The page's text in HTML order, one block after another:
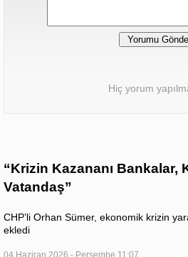
Hiç yorum
“Krizin Kazananı Bankalar,
Vatandaş”
CHP’li Orhan Sümer, ekonomik krizin
ekledi
04 Haziran 2026 - Perşembe 11:07